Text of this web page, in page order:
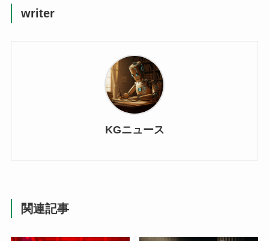
writer
KGニュース
関連記事